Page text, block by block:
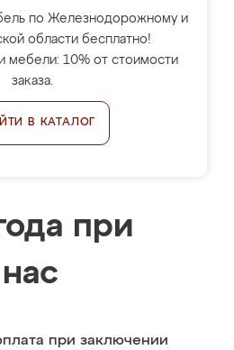
по Железнодорожному и
области бесплатно!
мебели: 10% от стоимости
заказа.
В КАТАЛОГ
при
при заключении